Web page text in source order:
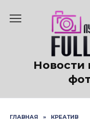
содержанию
Новости
ГЛАВНАЯ » КРЕАТИВ